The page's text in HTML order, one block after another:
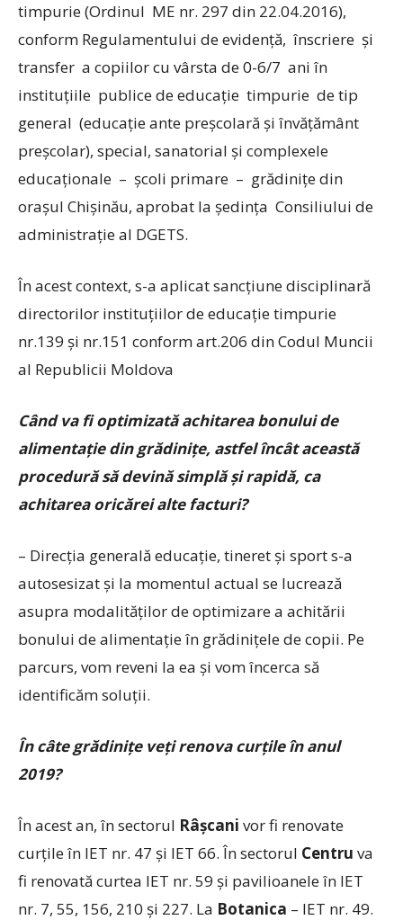
timpurie (Ordinul ME nr. 297 din 22.04.2016),
conform Regulamentului de evidenţă, înscriere şi
transfer a copiilor cu vârsta de 0-6/7 ani în
instituţiile publice de educaţie timpurie de tip
general (educaţie ante preşcolară şi învăţământ
preşcolar), special, sanatorial şi complexele
educaţionale – şcoli primare – grădiniţe din
oraşul Chişinău, aprobat la şedinţa Consiliului de
administraţie al DGETS.
În acest context, s-a aplicat sancţiune disciplinară
directorilor instituţiilor de educaţie timpurie
nr.139 şi nr.151 conform art.206 din Codul Muncii
al Republicii Moldova
Când va fi optimizată achitarea bonului de
alimentaţie din grădiniţe, astfel încât această
procedură să devină simplă şi rapidă, ca
achitarea oricărei alte facturi?
– Direcţia generală educaţie, tineret şi sport s-a
autosesizat şi la momentul actual se lucrează
asupra modalităţilor de optimizare a achitării
bonului de alimentaţie în grădiniţele de copii. Pe
parcurs, vom reveni la ea şi vom încerca să
identificăm soluţii.
În câte grădiniţe veţi renova curţile în anul
2019?
În acest an, în sectorul Râşcani vor fi renovate
curţile în IET nr. 47 şi IET 66. În sectorul Centru va
fi renovată curtea IET nr. 59 şi pavilioanele în IET
nr. 7, 55, 156, 210 şi 227. La Botanica – IET nr. 49.